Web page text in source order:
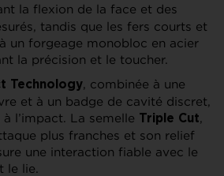
la flexion de la face et des
tandis que les fers courts et
un forgeage monobloc en acier
la précision et le toucher.
Technology, combinée à une
et à un badge de cavité discret,
l’impact. La semelle Triple Cut,
plus franches et son relief
une interaction fiable avec le
le lie.